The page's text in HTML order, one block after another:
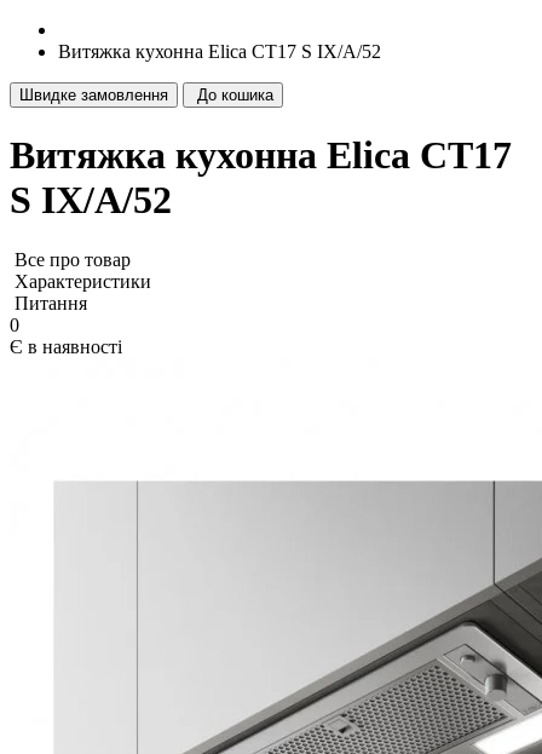
Витяжка кухонна Elica CT17 S IX/A/52
Швидке замовлення До кошика
Витяжка кухонна Elica CT17
S IX/A/52
Все про товар
Характеристики
Питання
0
Є в наявності